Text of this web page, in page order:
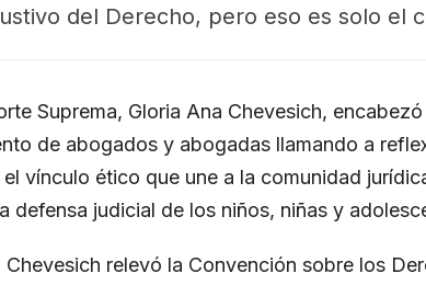
del Derecho, pero eso es solo el
Suprema, Gloria Ana Chevesich,
de abogados y abogadas llamando a
vínculo ético que une a la comunidad
defensa judicial de los niños, niñas y
Chevesich relevó la Convención sobre los